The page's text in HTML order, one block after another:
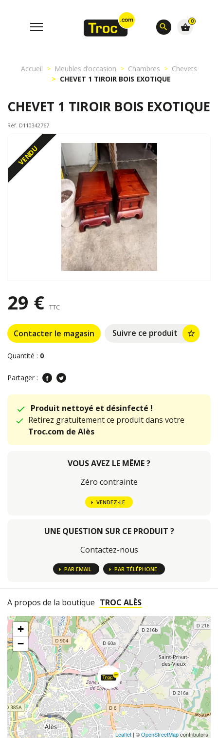
search
0
shopping_basket
Accueil Meubles d’occasion Chambres
Chevets
CHEVET 1 TIROIR BOIS EXOTIQUE
CHEVET 1 TIROIR BOIS EXOTIQUE
Réf. D110342767
VENDU
29 € TTC
Contacter le magasin Suivre ce produit star_border
Quantité : 0
Partager :
Produit nettoyé et désinfecté !
Retirez gratuitement ce produit dans votre
Troc.com de Alès
VOUS AVEZ LE MÊME ?
Zéro contrainte
VENDEZ-LE
UNE QUESTION SUR CE PRODUIT ?
Contactez-nous
PAR EMAIL PAR TÉLÉPHONE
A propos de la boutique TROC ALÈS
+
−
Leaflet | ©OpenStreetMapcontributors